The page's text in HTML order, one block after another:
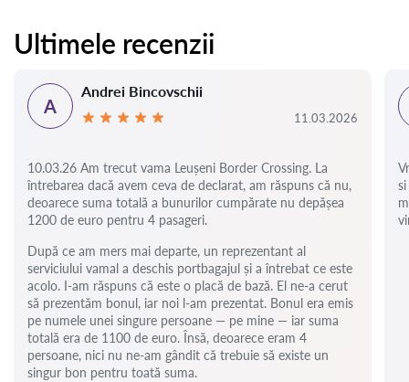
Ultimele recenzii
A
Andrei Bincovschii
11.03.2026
10.03.26 Am trecut vama Leușeni Border Crossing. La
întrebarea dacă avem ceva de declarat, am răspuns că nu,
deoarece suma totală a bunurilor cumpărate nu depășea
1200 de euro pentru 4 pasageri.
După ce am mers mai departe, un reprezentant al
serviciului vamal a deschis portbagajul și a întrebat ce este
acolo. I-am răspuns că este o placă de bază. El ne-a cerut
să prezentăm bonul, iar noi l-am prezentat. Bonul era emis
pe numele unei singure persoane — pe mine — iar suma
totală era de 1100 de euro. Însă, deoarece eram 4
persoane, nici nu ne-am gândit că trebuie să existe un
singur bon pentru toată suma.